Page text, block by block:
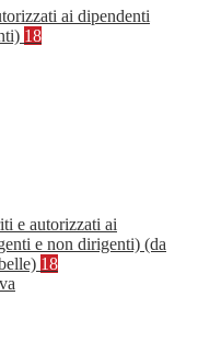
ai dipendenti
18
e autorizzati ai
e non dirigenti) (da
18